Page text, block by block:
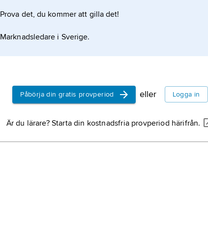
klösharv och påminnande om på andra håll
Prova det, du kommer att gilla det!
Marknadsledare i Sverige.
Påbörja din gratis provperiod eller Logga in
Är du lärare? Starta din kostnadsfria provperiod härifrån.